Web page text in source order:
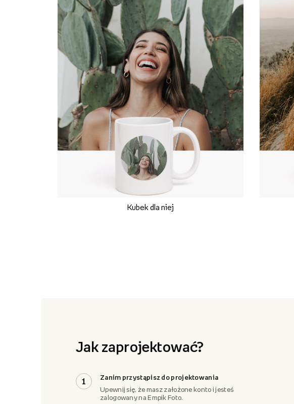
Kubek dla niej
Jak zaprojektować?
1
Zanim przystąpisz do projektowania
Upewnij się, że masz założone konto i jesteś
zalogowany na Empik Foto.